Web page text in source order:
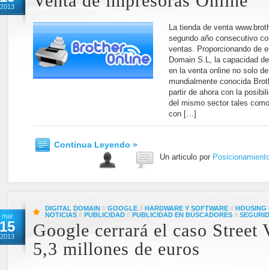
2013
La tienda de venta
segundo año consecutivo
ventas. Proporcionando de
Domain S.L, la capacidad
en la venta online no solo
mundialmente conocida
partir de ahora con la
del mismo sector tales
con […]
Continua Leyendo »
Un articulo por
mar
15
2013
DIGITAL DOMAIN // GOOGLE // HARDWARE Y SOFTWARE // HOUSING
NOTICIAS // PUBLICIDAD // PUBLICIDAD EN BUSCADORES //
Google cerrará el caso Street
5,3 millones de euros